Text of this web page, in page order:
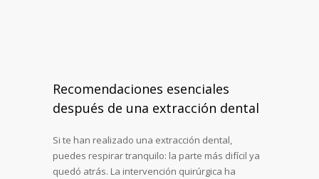
Recomendaciones esenciales
después de una extracción dental
Si te han realizado una extracción dental,
puedes respirar tranquilo: la parte más difícil ya
quedó atrás. La intervención quirúrgica ha